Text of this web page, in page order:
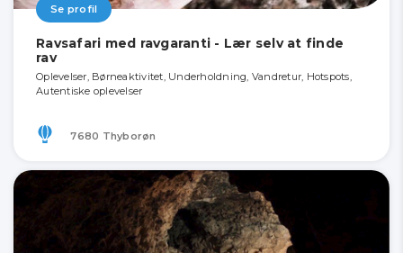
Se profil
Ravsafari med ravgaranti - Lær selv at finde
rav
Oplevelser, Børneaktivitet, Underholdning, Vandretur, Hotspots,
Autentiske oplevelser
7680 Thyborøn